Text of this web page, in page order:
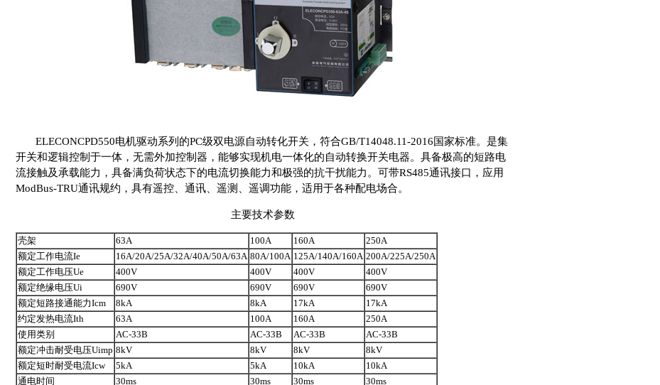
ELECONCPD550电机驱动系列的PC级双电源自动转化开关，符合GB/T14048.11-2016国家标准。是集
开关和逻辑控制于一体，无需外加控制器，能够实现机电一体化的自动转换开关电器。具备极高的短路电
流接触及承载能力，具备满负荷状态下的电流切换能力和极强的抗干扰能力。可带RS485通讯接口，应用
ModBus-TRU通讯规约，具有遥控、通讯、遥测、遥调功能，适用于各种配电场合。
主要技术参数
壳架 63A 100A 160A
250A
额定工作电流Ie
16A/20A/25A/32A/40A/50A/63A 80A/100A 125A/140A/160A 200A/225A/250A
额定工作电压Ue
400V 400V 400V
400V
额定绝缘电压Ui
690V 690V 690V
690V
额定短路接通能力Icm
8kA 8kA 17kA
17kA
约定发热电流Ith
63A 100A 160A
250A
使用类别
AC-33B AC-33B AC-33B
AC-33B
额定冲击耐受电压Uimp 8kV 8kV 8kV
8kV
额定短时耐受电流Icw
5kA 5kA 10kA
10kA
通电时间
30ms 30ms 30ms 30ms